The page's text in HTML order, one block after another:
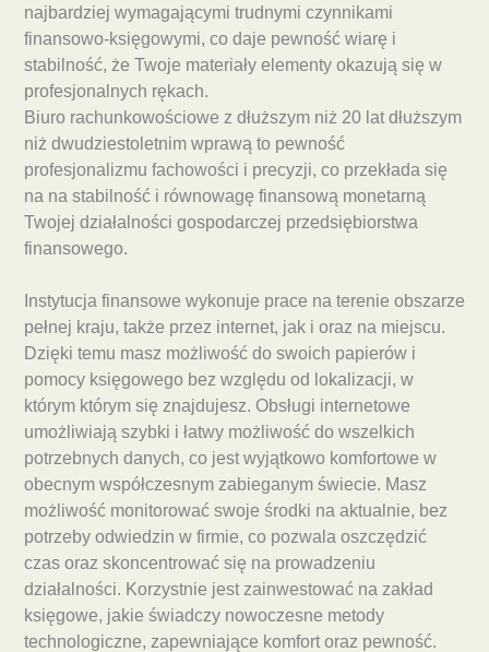
najbardziej wymagającymi trudnymi czynnikami
finansowo-księgowymi, co daje pewność wiarę i
stabilność, że Twoje materiały elementy okazują się w
profesjonalnych rękach.
Biuro rachunkowościowe z dłuższym niż 20 lat dłuższym
niż dwudziestoletnim wprawą to pewność
profesjonalizmu fachowości i precyzji, co przekłada się
na na stabilność i równowagę finansową monetarną
Twojej działalności gospodarczej przedsiębiorstwa
finansowego.
Instytucja finansowe wykonuje prace na terenie obszarze
pełnej kraju, także przez internet, jak i oraz na miejscu.
Dzięki temu masz możliwość do swoich papierów i
pomocy księgowego bez względu od lokalizacji, w
którym którym się znajdujesz. Obsługi internetowe
umożliwiają szybki i łatwy możliwość do wszelkich
potrzebnych danych, co jest wyjątkowo komfortowe w
obecnym współczesnym zabieganym świecie. Masz
możliwość monitorować swoje środki na aktualnie, bez
potrzeby odwiedzin w firmie, co pozwala oszczędzić
czas oraz skoncentrować się na prowadzeniu
działalności. Korzystnie jest zainwestować na zakład
księgowe, jakie świadczy nowoczesne metody
technologiczne, zapewniające komfort oraz pewność.